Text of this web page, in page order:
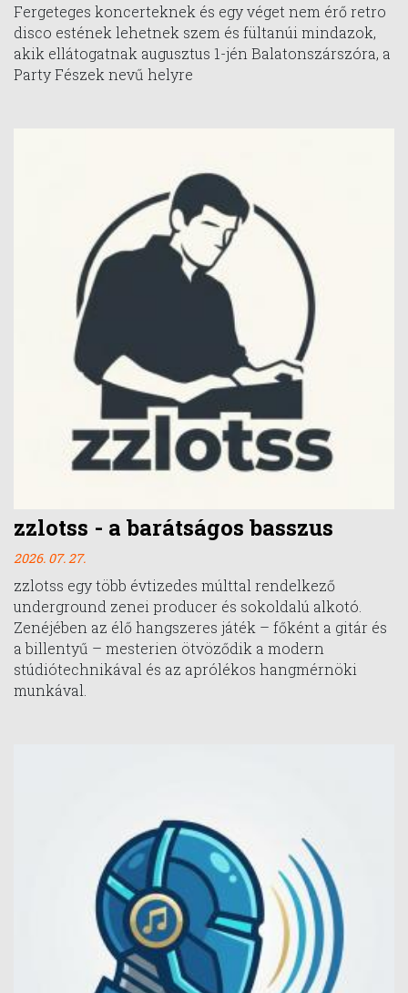
Fergeteges koncerteknek és egy véget nem érő retro
disco estének lehetnek szem és fültanúi mindazok,
akik ellátogatnak augusztus 1-jén Balatonszárszóra, a
Party Fészek nevű helyre
zzlotss - a barátságos basszus
2026. 07. 27.
zzlotss egy több évtizedes múlttal rendelkező
underground zenei producer és sokoldalú alkotó.
Zenéjében az élő hangszeres játék – főként a gitár és
a billentyű – mesterien ötvöződik a modern
stúdiótechnikával és az aprólékos hangmérnöki
munkával.